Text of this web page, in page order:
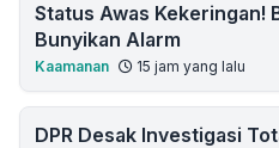
Status Awas Kekeringan!
Bunyikan Alarm
Kaamanan 15 jam yang lalu
DPR Desak Investigasi